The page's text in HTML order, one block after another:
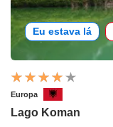
Eu estava lá
Europa
Lago Koman